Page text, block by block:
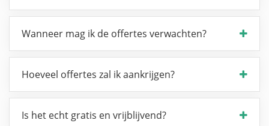
Wanneer mag ik de offertes verwachten?
Hoeveel offertes zal ik aankrijgen?
Is het echt gratis en vrijblijvend?